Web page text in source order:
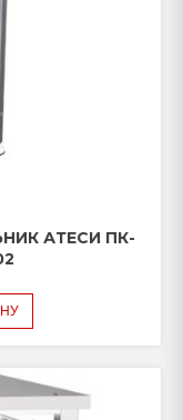
АТЕСИ ПК-